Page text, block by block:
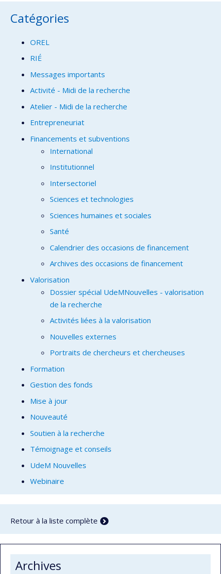
Catégories
OREL
RIÉ
Messages importants
Activité - Midi de la recherche
Atelier - Midi de la recherche
Entrepreneuriat
Financements et subventions
International
Institutionnel
Intersectoriel
Sciences et technologies
Sciences humaines et sociales
Santé
Calendrier des occasions de financement
Archives des occasions de financement
Valorisation
Dossier spécial UdeMNouvelles - valorisation
de la recherche
Activités liées à la valorisation
Nouvelles externes
Portraits de chercheurs et chercheuses
Formation
Gestion des fonds
Mise à jour
Nouveauté
Soutien à la recherche
Témoignage et conseils
UdeM Nouvelles
Webinaire
Retour à la liste complète
Archives